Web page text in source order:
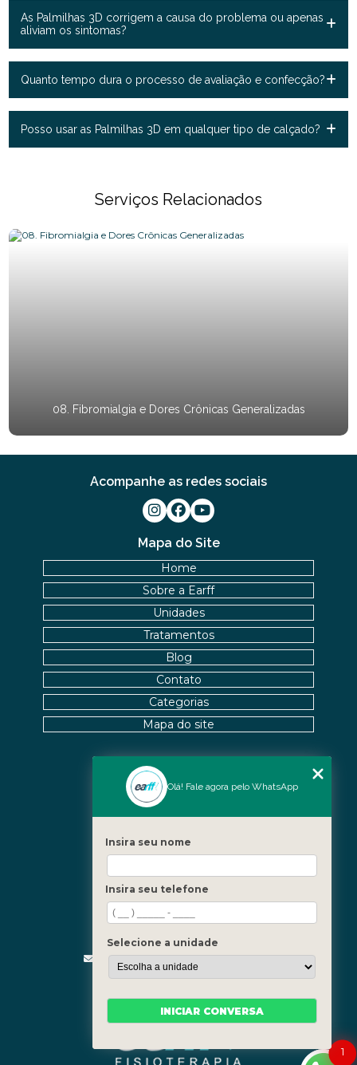
As Palmilhas 3D corrigem a causa do problema ou apenas
aliviam os sintomas?
Quanto tempo dura o processo de avaliação e confecção?
Posso usar as Palmilhas 3D em qualquer tipo de calçado?
Serviços Relacionados
08. Fibromialgia e Dores Crônicas Generalizadas
Fale Conosco
(21) 3619-5657
(21) 99390-3850
contato@fisioterapiainvestigativa.com
Segunda a sexta, das 7h às 21h
Nossas Unidades
Barra - Rio de Janeiro
Mapa do Site
Home
Sobre a Earff
Unidades
Tratamentos
Blog
Contato
Categorias
Mapa do site
Acompanhe as redes sociais
1
Olá! Fale agora pelo WhatsApp
Insira seu nome
Insira seu telefone
Selecione a unidade
INICIAR CONVERSA